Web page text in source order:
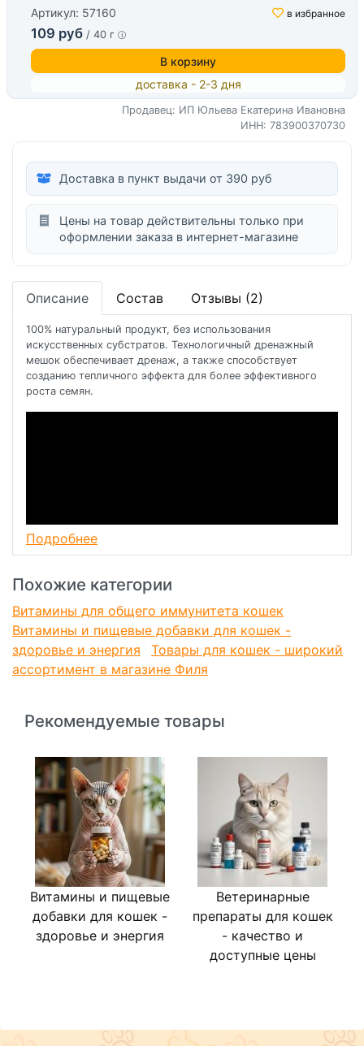
Артикул: 57160 в избранное
109 руб / 40 г
В корзину
доставка - 2-3 дня
Продавец: ИП Юльева Екатерина Ивановна
ИНН: 783900370730
Доставка в пункт выдачи от 390 руб
Цены на товар действительны только при
оформлении заказа в интернет-магазине
Описание Состав Отзывы (2)
100% натуральный продукт, без использования
искусственных субстратов. Технологичный дренажный
мешок обеспечивает дренаж, а также способствует
созданию тепличного эффекта для более эффективного
роста семян.
очищает желудок животного от шерсти. Удобство
нужно делать дренажные отверстия и подставлять поддон,
а в случае опрокидывания лотка синтепоновый мешок
предотвращает рассыпание семян.
Назначение
функциональное лакомство
Масса нетто
40
Подробнее
Похожие категории
Витамины для общего иммунитета кошек
Витамины и пищевые добавки для кошек -
здоровье и энергия
Товары для кошек - широкий
ассортимент в магазине Филя
Рекомендуемые товары
Витамины и пищевые
добавки для кошек -
здоровье и энергия
Ветеринарные
препараты для кошек
- качество и
доступные цены